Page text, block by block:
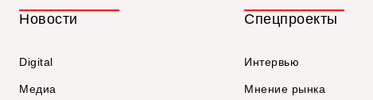
Новости
Digital
Медиа
Спецпроекты
Интервью
Мнение рынка